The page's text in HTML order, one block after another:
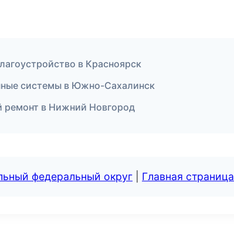
в Красноярск
системы в Южно-Сахалинск
в Нижний Новгород
федеральный округ Главная страница